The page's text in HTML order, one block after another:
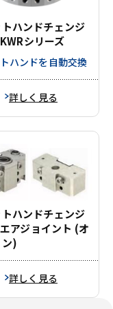
ハンドチェンジ
シリーズ
ハンドを自動交換
詳しく見る
ハンドチェンジ
アジョイント (オ
)
詳しく見る